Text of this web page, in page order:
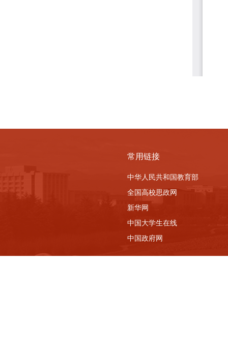
常用链接
中华人民共和国教育部
全国高校思政网
新华网
中国大学生在线
中国政府网